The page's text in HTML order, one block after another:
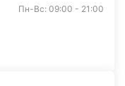
Пн-Вс: 09:00 - 21:00